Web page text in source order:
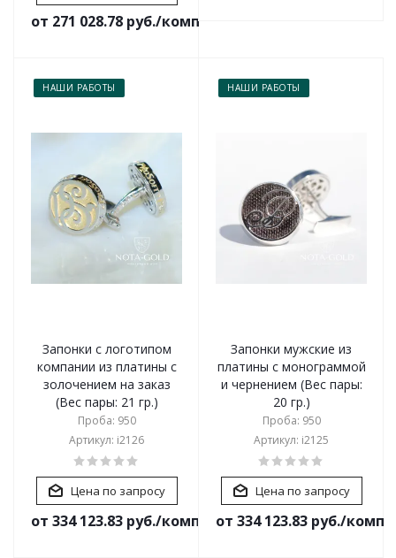
от 271 028.78 руб./комплект
НАШИ РАБОТЫ
Запонки с логотипом
компании из платины с
золочением на заказ
(Вес пары: 21 гр.)
Проба: 950
Артикул: i2126
Цена по запросу
от 334 123.83 руб./комплект
НАШИ РАБОТЫ
Запонки мужские из
платины с монограммой
и чернением (Вес пары:
20 гр.)
Проба: 950
Артикул: i2125
Цена по запросу
от 334 123.83 руб./